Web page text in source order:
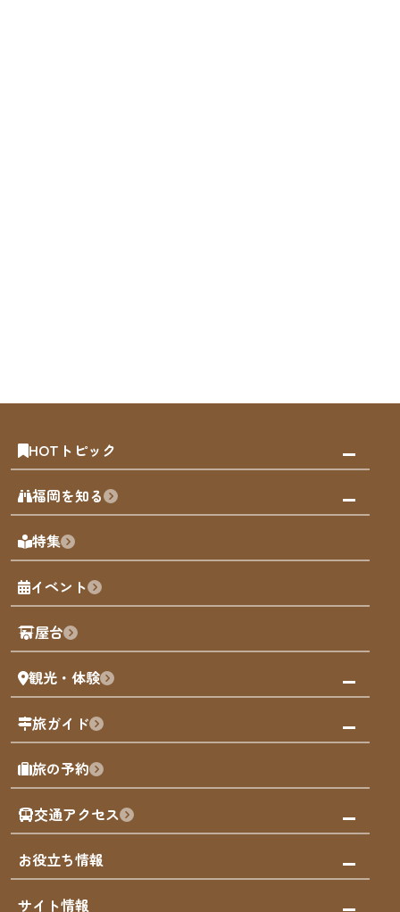
HOTトピック
みんなの旅行記
天神エリア
博多旧市街
福岡城
歴史・文化
福岡を知る
福岡の見どころ
福岡の魅力
観光カレンダー
観光PR動画
まち歩き
福岡グルメ
福岡を楽しむ
福岡のアート
福岡のナイトタイム
福岡の歴史・文化
サステナブルツーリズム
福岡検定
特集
イベント
屋台
観光・体験
観る・遊ぶ
屋台
買う
体験
泊まる
旅ガイド
モデルコース
AIおまかせコース
オリジナルプラン
みんなの旅行記
旅の予約
交通アクセス
市内交通ガイド
お得なチケット
お役立ち情報
お知らせ
サイト情報